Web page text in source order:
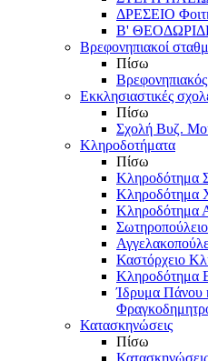
ΔΡΕΣΕΙΟ
Β'
Βρεφονηπιακοί
Πίσω
Εκκλησιαστικές
Πίσω
Σχολή Βυζ.
Κληροδοτήματα
Πίσω
Κληροδότημα
Κληροδότημα
Καστόρχειο
Ίδρυμα Πάνου
Κατασκηνώσεις
Πίσω